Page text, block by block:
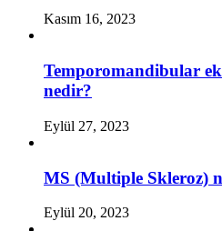
Kasım 16, 2023
Temporomandibular
nedir?
Eylül 27, 2023
MS (Multiple Skleroz)
Eylül 20, 2023